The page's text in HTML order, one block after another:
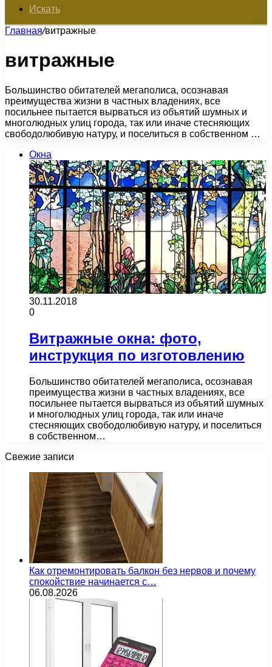
Искать
Главная/витражные
витражные
Большинство обитателей мегаполиса, осознавая
преимущества жизни в частных владениях, все
посильнее пытается вырваться из объятий шумных и
многолюдных улиц города, так или иначе стесняющих
свободолюбивую натуру, и поселиться в собственном …
Окна
30.11.2018
0
Витражные окна: фото,
инструкция по изготовлению
Большинство обитателей мегаполиса, осознавая
преимущества жизни в частных владениях, все
посильнее пытается вырваться из объятий шумных
и многолюдных улиц города, так или иначе
стесняющих свободолюбивую натуру, и поселиться
в собственном…
Свежие записи
Как отремонтировать балкон без нервов и почему
спокойствие начинается с…
06.08.2026